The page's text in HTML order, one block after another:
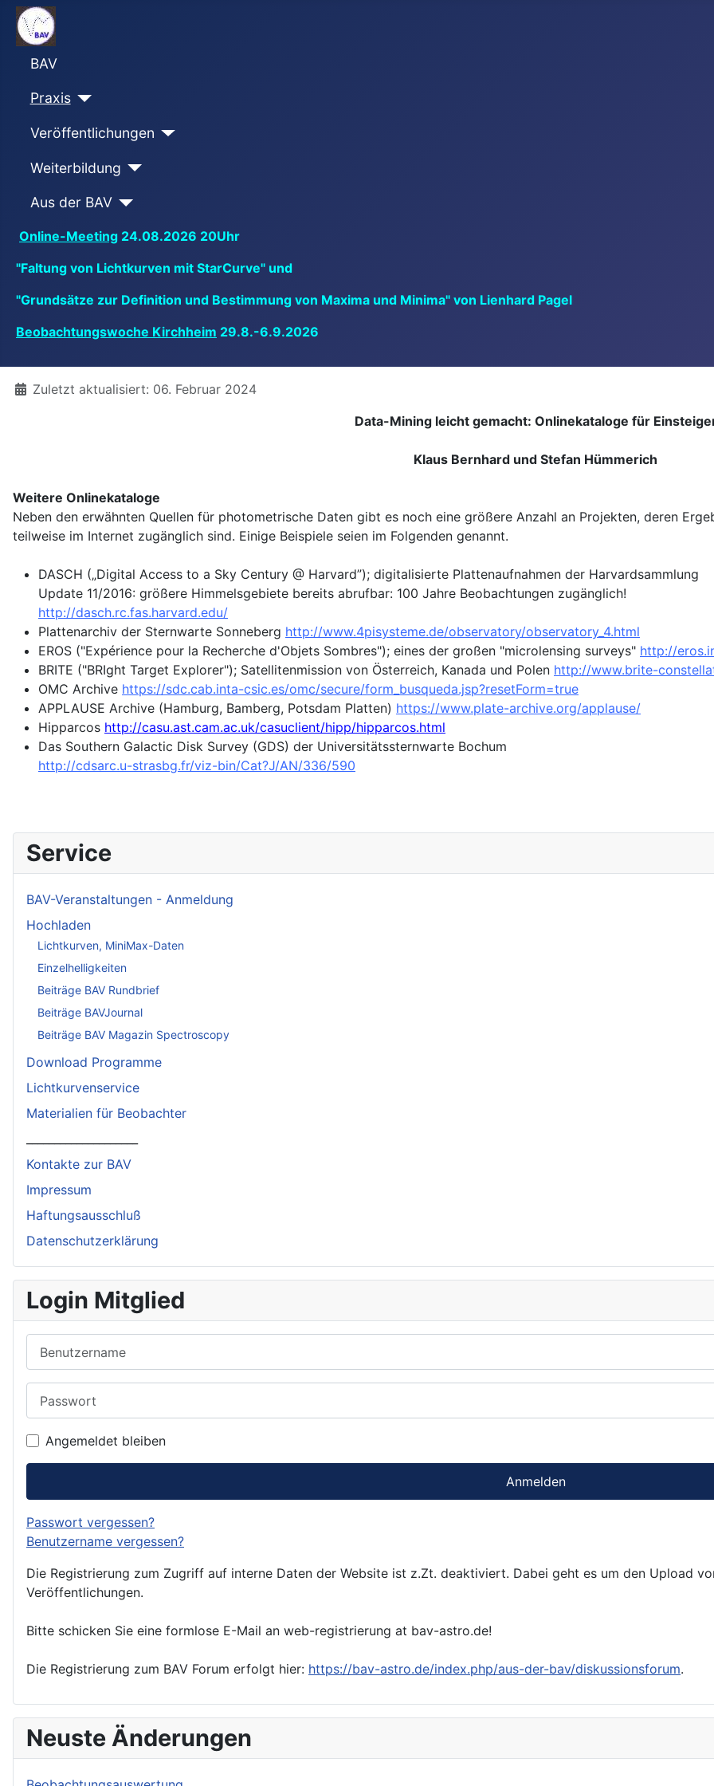
BAV
Praxis
Veröffentlichungen
Weiterbildung
Aus der BAV
Online-Meeting 24.08.2026 20Uhr
"Faltung von Lichtkurven mit StarCurve" und
"Grundsätze zur Definition und Bestimmung von Maxima und Minima" von Lienhard Pagel
Beobachtungswoche Kirchheim 29.8.-6.9.2026
DetailsZuletzt aktualisiert: 06. Februar 2024
Data-Mining leicht gemacht: Onlinekataloge für
Klaus Bernhard und Stefan Hümmerich
Weitere Onlinekataloge
Neben den erwähnten Quellen für photometrische Daten gibt es noch eine größere Anzahl an Projekten, deren
teilweise im Internet zugänglich sind. Einige Beispiele seien im Folgenden genannt.
DASCH („Digital Access to a Sky Century @ Harvard”); digitalisierte Plattenaufnahmen der Harvardsammlung
Update 11/2016: größere Himmelsgebiete bereits abrufbar: 100 Jahre Beobachtungen zugänglich!
http://dasch.rc.fas.harvard.edu/
Plattenarchiv der Sternwarte Sonneberg http://www.4pisysteme.de/observatory/observatory_4.html
EROS ("Expérience pour la Recherche d'Objets Sombres"); eines der großen "microlensing surveys" http://
BRITE ("BRIght Target Explorer"); Satellitenmission von Österreich, Kanada und Polen http://www.brite-
OMC Archive https://sdc.cab.inta-csic.es/omc/secure/form_busqueda.jsp?resetForm=true
APPLAUSE Archive (Hamburg, Bamberg, Potsdam Platten) https://www.plate-archive.org/applause/
Hipparcos http://casu.ast.cam.ac.uk/casuclient/hipp/hipparcos.html
Das Southern Galactic Disk Survey (GDS) der Universitätssternwarte Bochum
http://cdsarc.u-strasbg.fr/viz-bin/Cat?J/AN/336/590
Service
BAV-Veranstaltungen - Anmeldung
Hochladen
Lichtkurven, MiniMax-Daten
Einzelhelligkeiten
Beiträge BAV Rundbrief
Beiträge BAVJournal
Beiträge BAV Magazin Spectroscopy
Download Programme
Lichtkurvenservice
Materialien für Beobachter
Kontakte zur BAV
Impressum
Haftungsausschluß
Datenschutzerklärung
Login Mitglied
Angemeldet bleiben
Anmelden
Passwort vergessen?
Benutzername vergessen?
Die Registrierung zum Zugriff auf interne Daten der Website ist z.Zt. deaktiviert. Dabei geht es um den Upload
Veröffentlichungen.
Bitte schicken Sie eine formlose E-Mail an web-registrierung at bav-astro.de!
Die Registrierung zum BAV Forum erfolgt hier: https://bav-astro.de/index.php/aus-der-bav/diskussionsforum.
Neuste Änderungen